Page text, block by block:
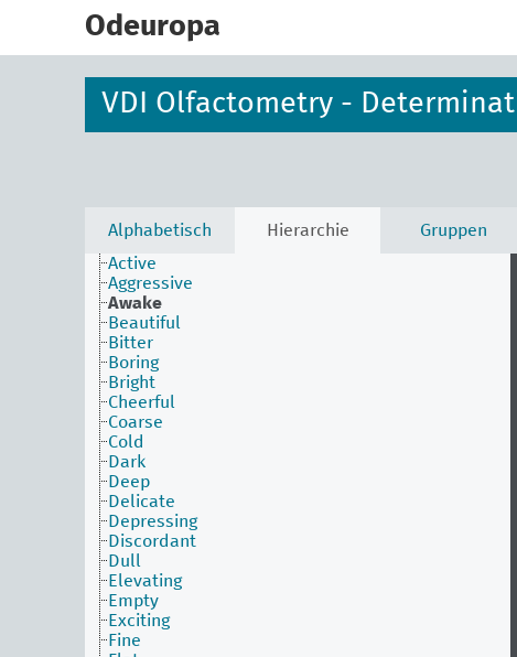
Odeuropa
VDI Olfactometry -
Alphabetisch Hierarchie
Gruppen
Active
Aggressive
Awake
Beautiful
Bitter
Boring
Bright
Cheerful
Coarse
Cold
Dark
Deep
Delicate
Depressing
Discordant
Dull
Elevating
Empty
Exciting
Fine